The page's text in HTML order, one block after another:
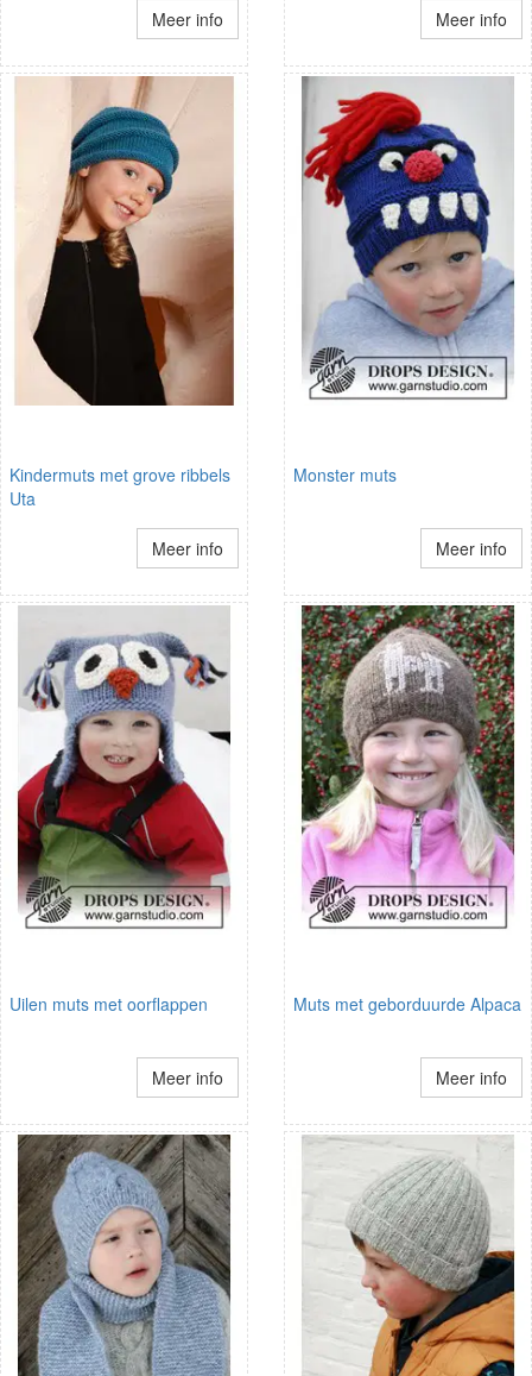
Meer info Meer info
Kindermuts met grove ribbels
Uta
Meer info
Monster muts
Meer info
Uilen muts met oorflappen
Meer info
Muts met geborduurde Alpaca
Meer info